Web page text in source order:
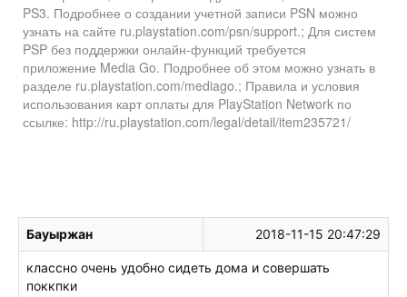
PS3. Подробнее о создании учетной записи PSN можно
узнать на сайте ru.playstation.com/psn/support.; Для систем
PSP без поддержки онлайн-функций требуется
приложение Media Go. Подробнее об этом можно узнать в
разделе ru.playstation.com/mediago.; Правила и условия
использования карт оплаты для PlayStation Network по
ссылке: http://ru.playstation.com/legal/detail/item235721/
Бауыржан 2018-11-15 20:47:29
классно очень удобно сидеть дома и совершать
поккпки